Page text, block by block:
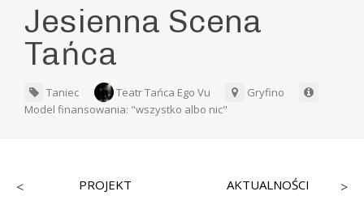
Jesienna Scena
Tańca
Taniec Teatr Tańca Ego Vu
Gryfino
Model finansowania: "wszystko albo nic"
< PROJEKT AKTUALNOŚCI >